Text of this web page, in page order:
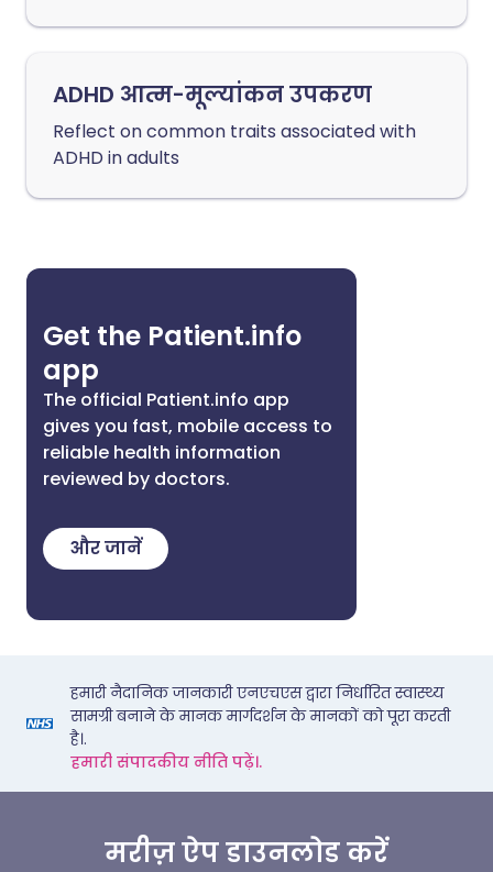
ADHD आत्म-मूल्यांकन उपकरण
Reflect on common traits associated with
ADHD in adults
Get the Patient.info
app
The official Patient.info app
gives you fast, mobile access to
reliable health information
reviewed by doctors.
और जानें
हमारी नैदानिक जानकारी एनएचएस द्वारा निर्धारित स्वास्थ्य
सामग्री बनाने के मानक मार्गदर्शन के मानकों को पूरा करती
है।.
हमारी संपादकीय नीति पढ़ें।.
मरीज़ ऐप डाउनलोड करें